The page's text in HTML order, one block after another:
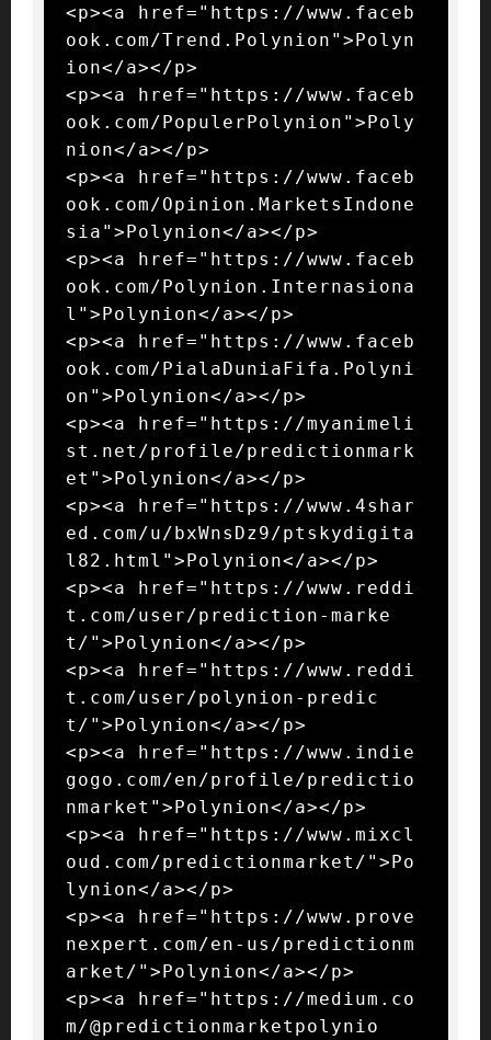
<p><a href="https://www.faceb
ook.com/Trend.Polynion">Polyn
ion</a></p>
<p><a href="https://www.faceb
ook.com/PopulerPolynion">Poly
nion</a></p>
<p><a href="https://www.faceb
ook.com/Opinion.MarketsIndone
sia">Polynion</a></p>
<p><a href="https://www.faceb
ook.com/Polynion.Internasiona
l">Polynion</a></p>
<p><a href="https://www.faceb
ook.com/PialaDuniaFifa.Polyni
on">Polynion</a></p>
<p><a href="https://myanimeli
st.net/profile/predictionmark
et">Polynion</a></p>
<p><a href="https://www.4shar
ed.com/u/bxWnsDz9/ptskydigita
l82.html">Polynion</a></p>
<p><a href="https://www.reddi
t.com/user/prediction-marke
t/">Polynion</a></p>
<p><a href="https://www.reddi
t.com/user/polynion-predic
t/">Polynion</a></p>
<p><a href="https://www.indie
gogo.com/en/profile/predictio
nmarket">Polynion</a></p>
<p><a href="https://www.mixcl
oud.com/predictionmarket/">Po
lynion</a></p>
<p><a href="https://www.prove
nexpert.com/en-us/predictionm
arket/">Polynion</a></p>
<p><a href="https://medium.co
m/@predictionmarketpolynio